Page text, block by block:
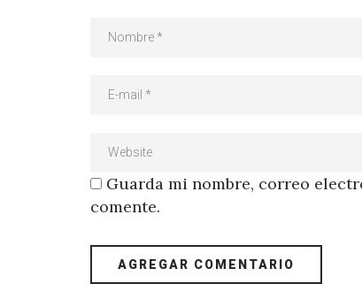
Guarda mi nombre, correo
comente.